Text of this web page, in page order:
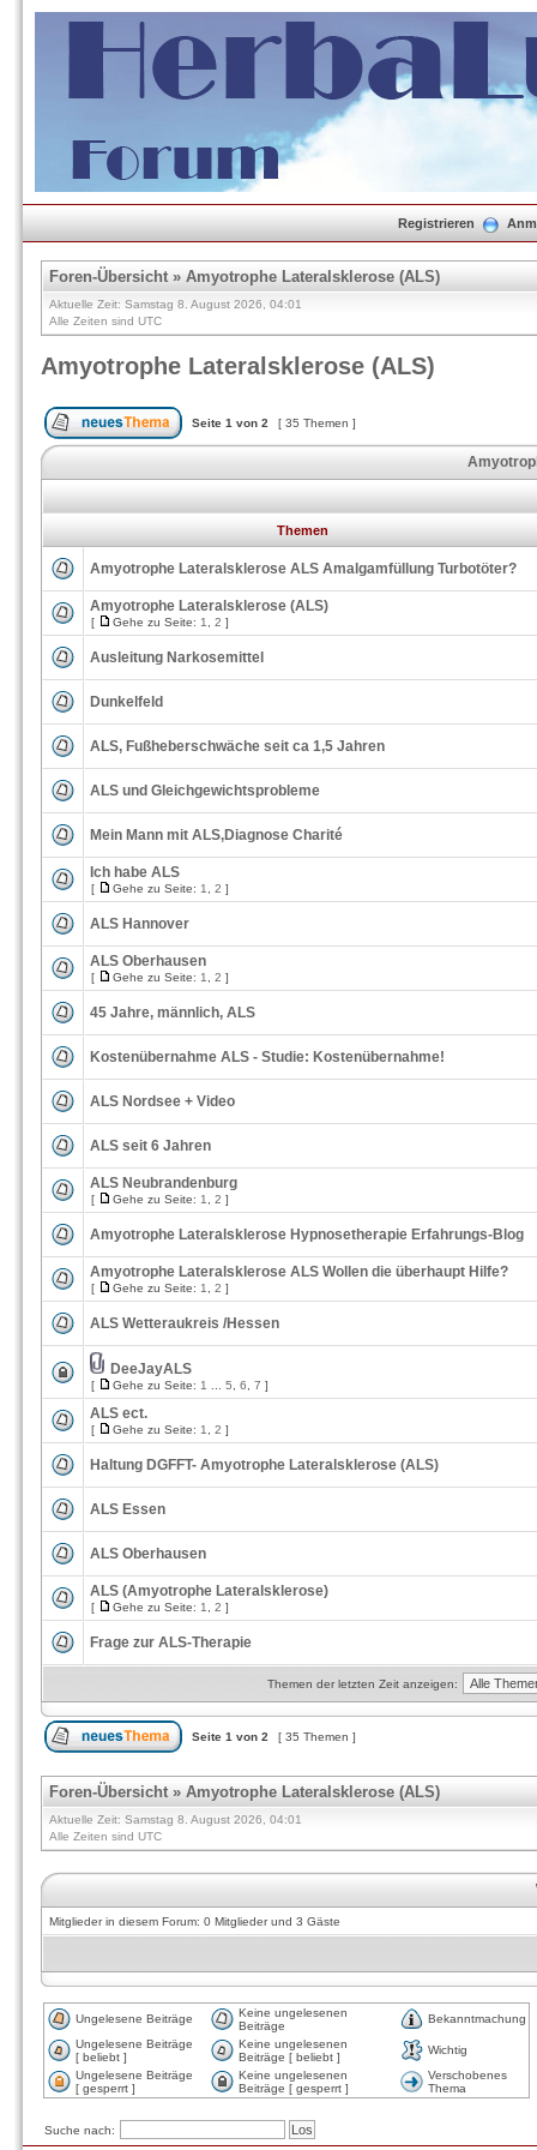
Registrieren
Foren-Übersicht» Amyotrophe Lateralsklerose (ALS)
Aktuelle Zeit: Samstag 8. August 2026, 04:01
Alle Zeiten sind UTC
Amyotrophe Lateralsklerose (ALS)
Seite 1 von 2 [ 35 Themen ]
Themen
Amyotrophe Lateralsklerose ALS Amalgamfüllung Turbotöter?
Amyotrophe Lateralsklerose (ALS)
[ Gehe zu Seite: 1 2 ]
Ausleitung Narkosemittel
Dunkelfeld
ALS, Fußheberschwäche seit ca 1,5 Jahren
ALS und Gleichgewichtsprobleme
Mein Mann mit ALS,Diagnose Charité
Ich habe ALS
[ Gehe zu Seite: 1 2 ]
ALS Hannover
ALS Oberhausen
[ Gehe zu Seite: 1 2 ]
45 Jahre, männlich, ALS
Kostenübernahme ALS - Studie: Kostenübernahme!
ALS Nordsee + Video
ALS seit 6 Jahren
ALS Neubrandenburg
[ Gehe zu Seite: 1 2 ]
Amyotrophe Lateralsklerose Hypnosetherapie Erfahrungs-Blog
Amyotrophe Lateralsklerose ALS Wollen die überhaupt Hilfe?
[ Gehe zu Seite: 1 2 ]
ALS Wetteraukreis /Hessen
DeeJayALS
[ Gehe zu Seite: 1 5 6 7 ]
ALS ect.
[ Gehe zu Seite: 1 2 ]
Haltung DGFFT- Amyotrophe Lateralsklerose (ALS)
ALS Essen
ALS Oberhausen
ALS (Amyotrophe Lateralsklerose)
[ Gehe zu Seite: 1 2 ]
Frage zur ALS-Therapie
Themen der letzten Zeit anzeigen:
Seite 1 von 2 [ 35 Themen ]
Foren-Übersicht» Amyotrophe Lateralsklerose (ALS)
Aktuelle Zeit: Samstag 8. August 2026, 04:01
Alle Zeiten sind UTC
Mitglieder in diesem Forum: 0 Mitglieder und 3 Gäste
Ungelesene Beiträge
Keine ungelesenen
Beiträge
Bekanntmachung
Ungelesene Beiträge
[ beliebt ]
Keine ungelesenen
Beiträge [ beliebt ]
Wichtig
Ungelesene Beiträge
[ gesperrt ]
Keine ungelesenen
Beiträge [ gesperrt ]
Verschobenes
Thema
Suche nach: